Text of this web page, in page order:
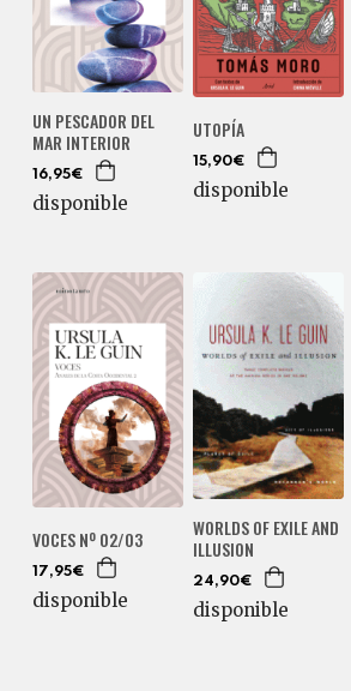
UN PESCADOR DEL
MAR INTERIOR
16,95€
disponible
UTOPÍA
15,90€
disponible
VOCES Nº 02/03
17,95€
disponible
WORLDS OF EXILE AND
ILLUSION
24,90€
disponible